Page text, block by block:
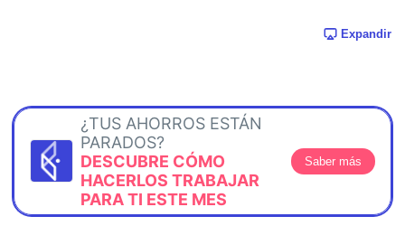
Expandir
¿TUS AHORROS ESTÁN
PARADOS?
DESCUBRE CÓMO
HACERLOS TRABAJAR
PARA TI ESTE MES
Saber más